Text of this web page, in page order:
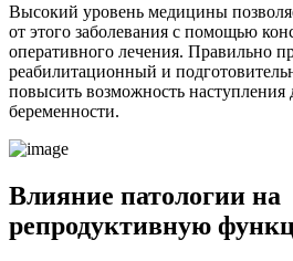
Высокий уровень медицины
от этого заболевания с помощью
оперативного лечения. Правильно
реабилитационный и
повысить возможность наступления
беременности.
Влияние патологии на
репродуктивную